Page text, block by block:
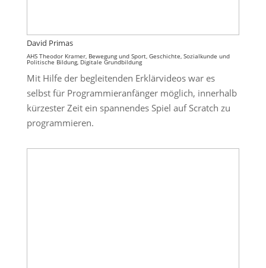
David Primas
AHS Theodor Kramer, Bewegung und Sport, Geschichte, Sozialkunde und
Politische Bildung, Digitale Grundbildung
Mit Hilfe der begleitenden Erklärvideos war es
selbst für Programmieranfänger möglich, innerhalb
kürzester Zeit ein spannendes Spiel auf Scratch zu
programmieren.